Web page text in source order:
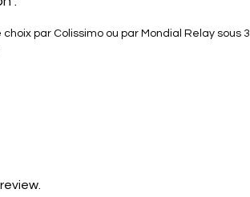
choix par Colissimo ou par Mondial Relay sous 3